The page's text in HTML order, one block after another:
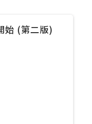
始 (第二版)